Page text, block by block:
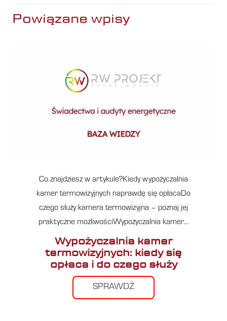
Powiązane wpisy
Co znajdziesz w artykule?Kiedy wypożyczalnia
kamer termowizyjnych naprawdę się opłacaDo
czego służy kamera termowizyjna – poznaj jej
praktyczne możliwościWypożyczalnia kamer…
Wypożyczalnia kamer
termowizyjnych: kiedy się
opłaca i do czego służy
SPRAWDŹ